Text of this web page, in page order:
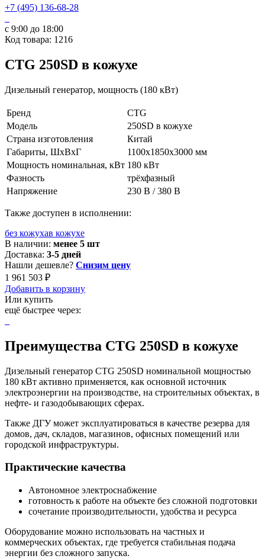
+7 (495) 136-68-28
с 9:00 до 18:00
Код товара: 1216
CTG 250SD в кожухе
Дизельный генератор, мощность (180 кВт)
Бренд
CTG
Модель
250SD в кожухе
Страна изготовления
Китай
Габариты, ШхВхГ
1100x1850x3000 мм
Мощность номинальная, кВт 180 кВт
Фазность
трёхфазный
Напряжение
230 В / 380 В
Также доступен в исполнении:
без кожухав кожухе
В наличии: менее 5 шт
Доставка: 3-5 дней
Нашли дешевле? Снизим цену
1 961 503 ₽
Добавить в корзину
Или купить
ещё быстрее через:
Преимущества CTG 250SD в кожухе
Дизельный генератор CTG 250SD номинальной мощностью
180 кВт активно применяется, как основной источник
электроэнергии на производстве, на строительных объектах, в
нефте- и газодобывающих сферах.
Также ДГУ может эксплуатироваться в качестве резерва для
домов, дач, складов, магазинов, офисных помещений или
городской инфраструктуры.
Практические качества
Автономное электроснабжение
готовность к работе на объекте без сложной подготовки
сочетание производительности, удобства и ресурса
Оборудование можно использовать на частных и
коммерческих объектах, где требуется стабильная подача
энергии без сложного запуска.